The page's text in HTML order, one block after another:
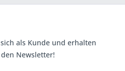
als Kunde und erhalten
Newsletter!